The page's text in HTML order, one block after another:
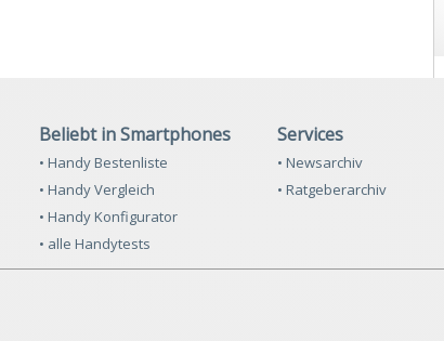
Beliebt in Smartphones
• Handy Bestenliste
• Handy Vergleich
• Handy Konfigurator
• alle Handytests
Services
• Newsarchiv
• Ratgeberarchiv